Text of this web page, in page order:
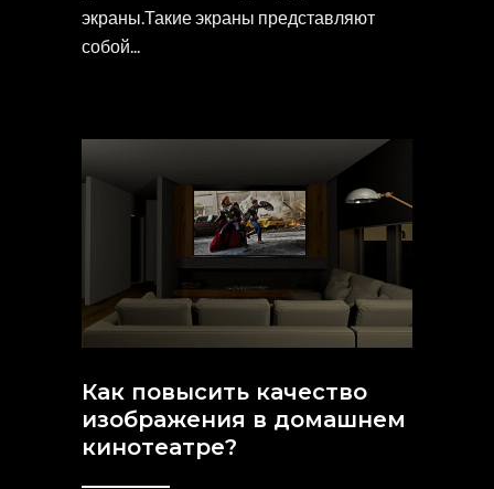
экраны.Такие экраны представляют
собой
Как повысить качество
изображения в домашнем
кинотеатре?